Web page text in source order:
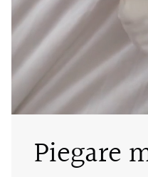
Piegare